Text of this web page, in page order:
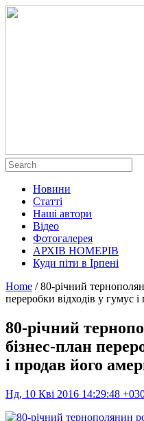
Новини
Статті
Наші автори
Відео
Фотогалерея
АРХІВ НОМЕРІВ
Куди піти в Ірпені
Home / 80-річний
переробки відходів у гумус
80-річний
бізнес-план
і продав його
Нд, 10 Кві 2016 14:29:48